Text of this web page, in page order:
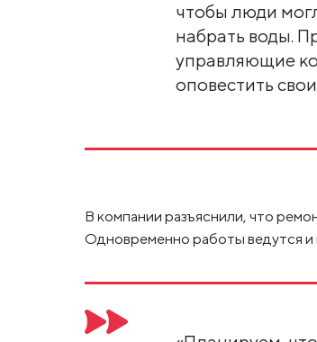
чтобы люди
набрать воды.
управляющие
оповестить
В компании разъяснили, что
Одновременно работы ведутся и